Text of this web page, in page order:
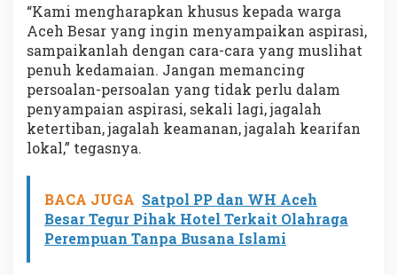
“Kami mengharapkan khusus kepada warga
Aceh Besar yang ingin menyampaikan aspirasi,
sampaikanlah dengan cara-cara yang muslihat
penuh kedamaian. Jangan memancing
persoalan-persoalan yang tidak perlu dalam
penyampaian aspirasi, sekali lagi, jagalah
ketertiban, jagalah keamanan, jagalah kearifan
lokal,” tegasnya.
BACA JUGA Satpol PP dan WH Aceh
Besar Tegur Pihak Hotel Terkait Olahraga
Perempuan Tanpa Busana Islami